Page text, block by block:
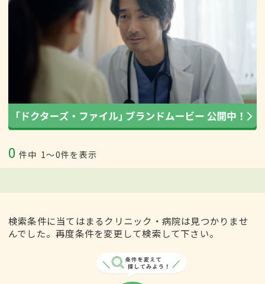
0 件中 1〜0件を表示
検索条件に当てはまるクリニック・病院は見つかりませ
んでした。再度条件を変更して検索して下さい。